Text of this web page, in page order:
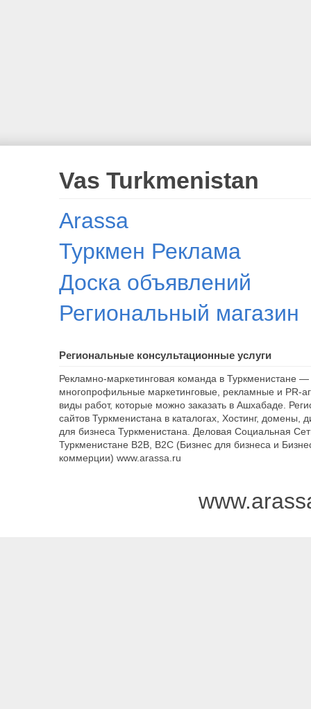
Vas Turkmenistan
Arassa
Туркмен Реклама
Доска объявлений
Региональный магазин
Региональные консультационные услуги
Рекламно-маркетинговая команда в Туркменистане —
многопрофильные маркетинговые, рекламные и PR-
виды работ, которые можно заказать в Ашхабаде.
сайтов Туркменистана в каталогах, Хостинг, домены,
для бизнеса Туркменистана. Деловая Социальная
Туркменистане B2B, B2C (Бизнес для бизнеса и
коммерции) www.arassa.ru